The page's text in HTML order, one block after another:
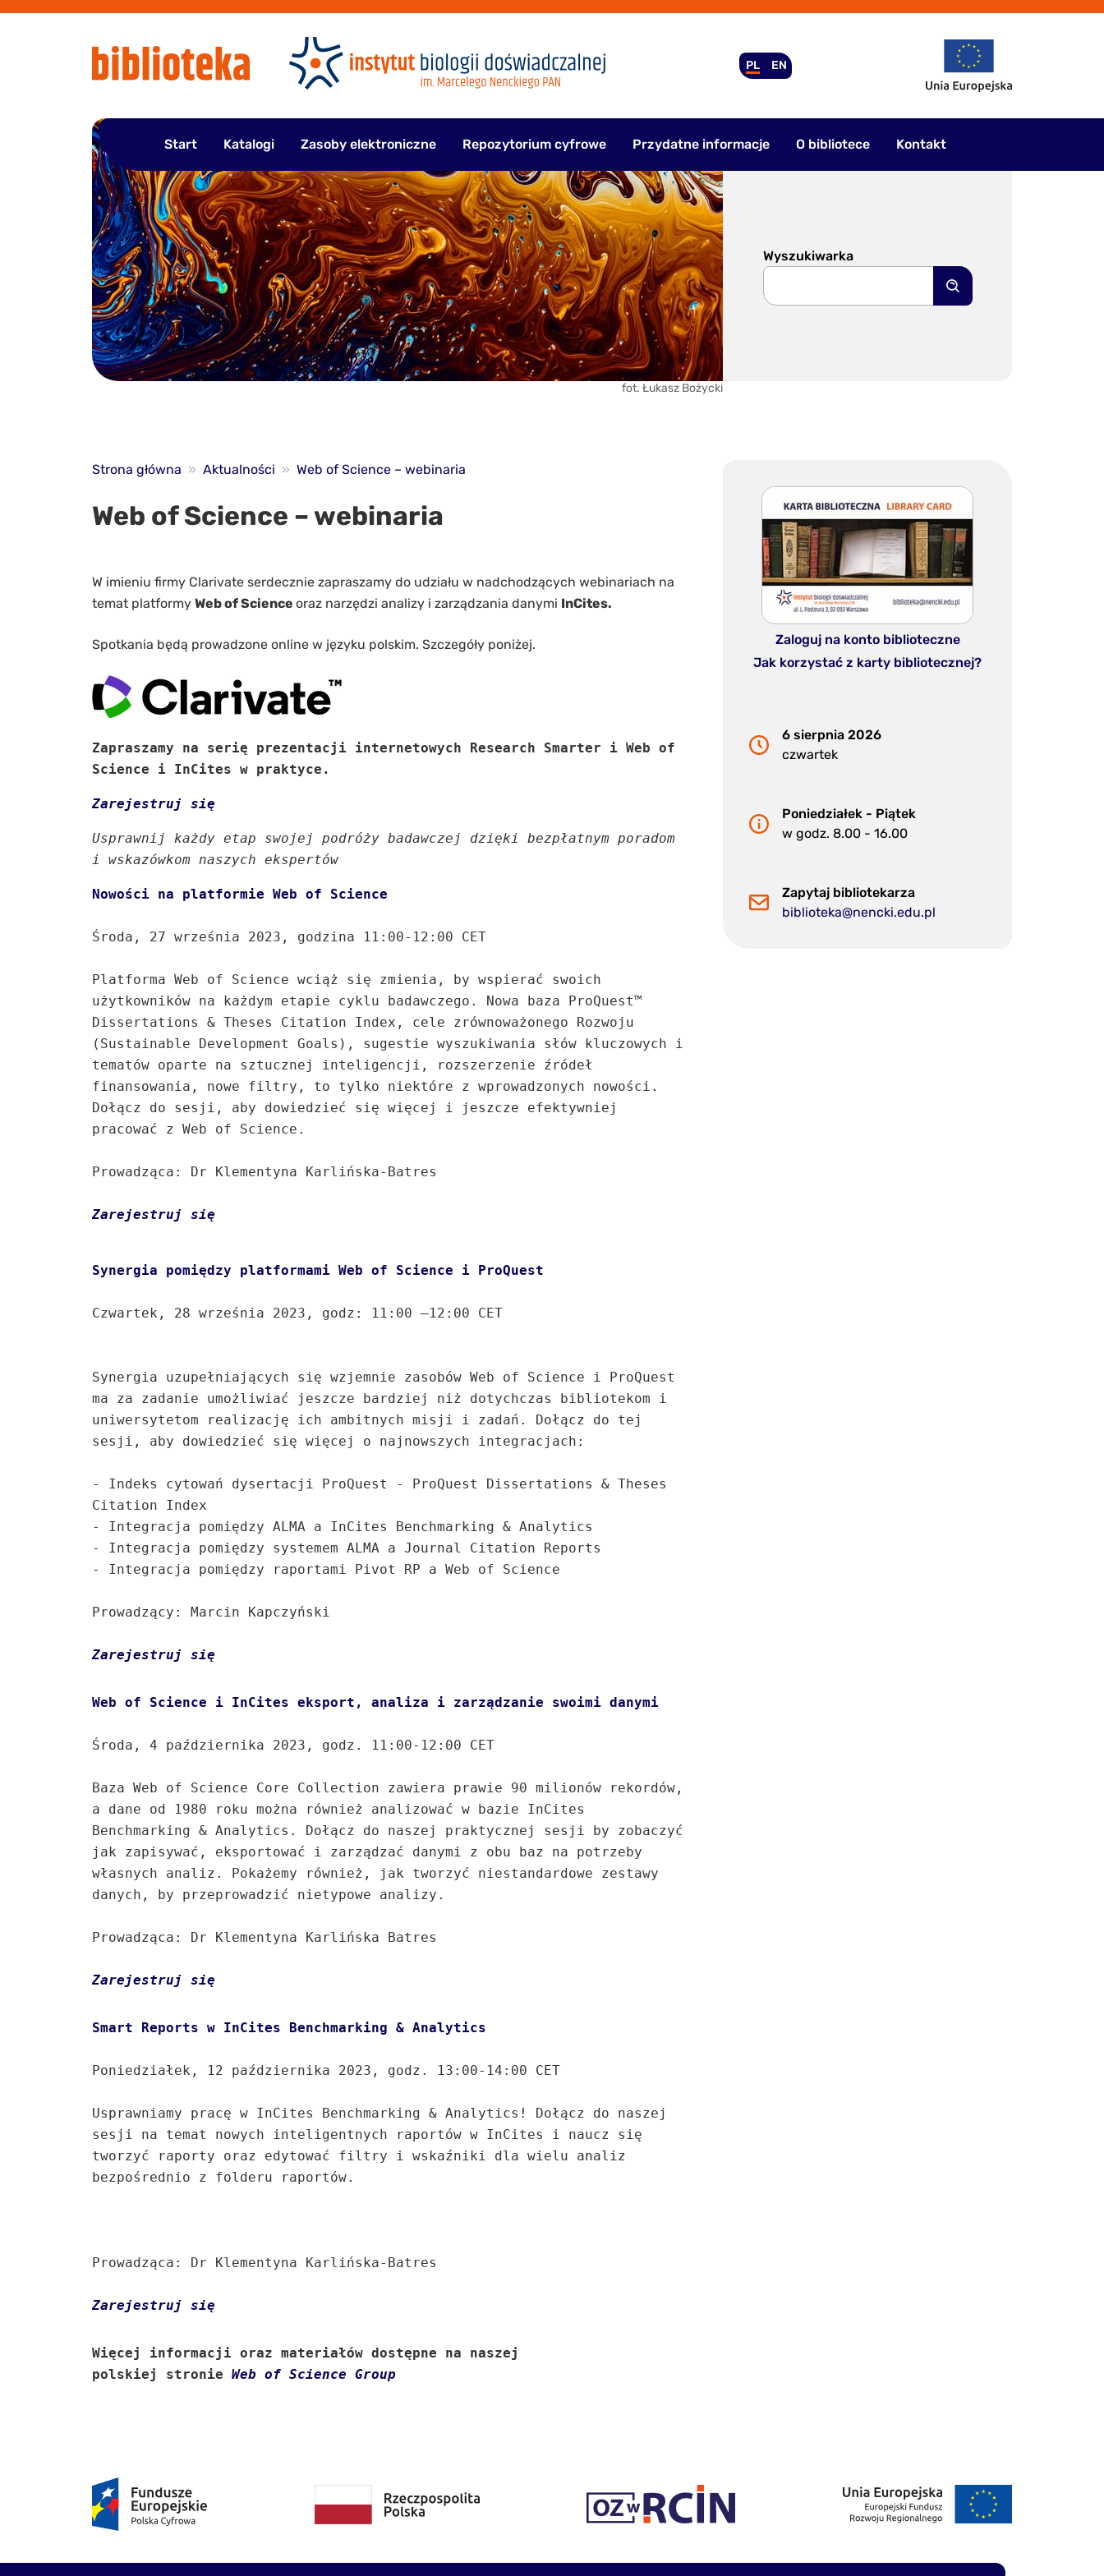
PL EN
Start Katalogi Zasoby elektroniczne Repozytorium cyfrowe Przydatne informacje O bibliotece Kontakt
fot. Łukasz Bożycki
Wyszukiwarka
Szukaj
Strona główna » Aktualności » Web of Science – webinaria
Web of Science – webinaria
W imieniu firmy Clarivate serdecznie zapraszamy do udziału w nadchodzących webinariach na
temat platformy Web of Science oraz narzędzi analizy i zarządzania danymi InCites.
Spotkania będą prowadzone online w języku polskim. Szczegóły poniżej.
Zapraszamy na serię prezentacji internetowych Research Smarter i Web of
Science i InCites w praktyce.
Zarejestruj się
Usprawnij każdy etap swojej podróży badawczej dzięki bezpłatnym poradom
i wskazówkom naszych ekspertów
Nowości na platformie Web of Science
Środa, 27 września 2023, godzina 11:00-12:00 CET
Platforma Web of Science wciąż się zmienia, by wspierać swoich
użytkowników na każdym etapie cyklu badawczego. Nowa baza ProQuest™
Dissertations & Theses Citation Index, cele zrównoważonego Rozwoju
(Sustainable Development Goals), sugestie wyszukiwania słów kluczowych i
tematów oparte na sztucznej inteligencji, rozszerzenie źródeł
finansowania, nowe filtry, to tylko niektóre z wprowadzonych nowości.
Dołącz do sesji, aby dowiedzieć się więcej i jeszcze efektywniej
pracować z Web of Science.
Prowadząca: Dr Klementyna Karlińska-Batres
Zarejestruj się
Czwartek, 28 września 2023, godz: 11:00 –12:00 CET
Synergia uzupełniających się wzjemnie zasobów Web of Science i ProQuest
ma za zadanie umożliwiać jeszcze bardziej niż dotychczas bibliotekom i
uniwersytetom realizację ich ambitnych misji i zadań. Dołącz do tej
sesji, aby dowiedzieć się więcej o najnowszych integracjach:
- Indeks cytowań dysertacji ProQuest - ProQuest Dissertations & Theses
Citation Index
- Integracja pomiędzy ALMA a InCites Benchmarking & Analytics
- Integracja pomiędzy systemem ALMA a Journal Citation Reports
- Integracja pomiędzy raportami Pivot RP a Web of Science
Prowadzący: Marcin Kapczyński
Zarejestruj się
Środa, 4 października 2023, godz. 11:00-12:00 CET
Baza Web of Science Core Collection zawiera prawie 90 milionów rekordów,
a dane od 1980 roku można również analizować w bazie InCites
Benchmarking & Analytics. Dołącz do naszej praktycznej sesji by zobaczyć
jak zapisywać, eksportować i zarządzać danymi z obu baz na potrzeby
własnych analiz. Pokażemy również, jak tworzyć niestandardowe zestawy
danych, by przeprowadzić nietypowe analizy.
Prowadząca: Dr Klementyna Karlińska Batres
Zarejestruj się
Poniedziałek, 12 października 2023, godz. 13:00-14:00 CET
Usprawniamy pracę w InCites Benchmarking & Analytics! Dołącz do naszej
sesji na temat nowych inteligentnych raportów w InCites i naucz się
tworzyć raporty oraz edytować filtry i wskaźniki dla wielu analiz
bezpośrednio z folderu raportów.
Prowadząca: Dr Klementyna Karlińska-Batres
Zarejestruj się
Więcej informacji oraz materiałów dostępne na naszej
polskiej stronie Web of Science Group
Zaloguj na konto biblioteczne
Jak korzystać z karty bibliotecznej?
6 sierpnia 2026
czwartek
Poniedziałek - Piątek
w godz. 8.00 - 16.00
Zapytaj bibliotekarza
biblioteka@nencki.edu.pl